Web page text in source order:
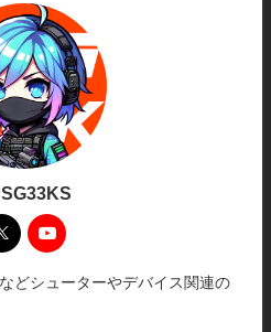
どシューターやデバイス関連の